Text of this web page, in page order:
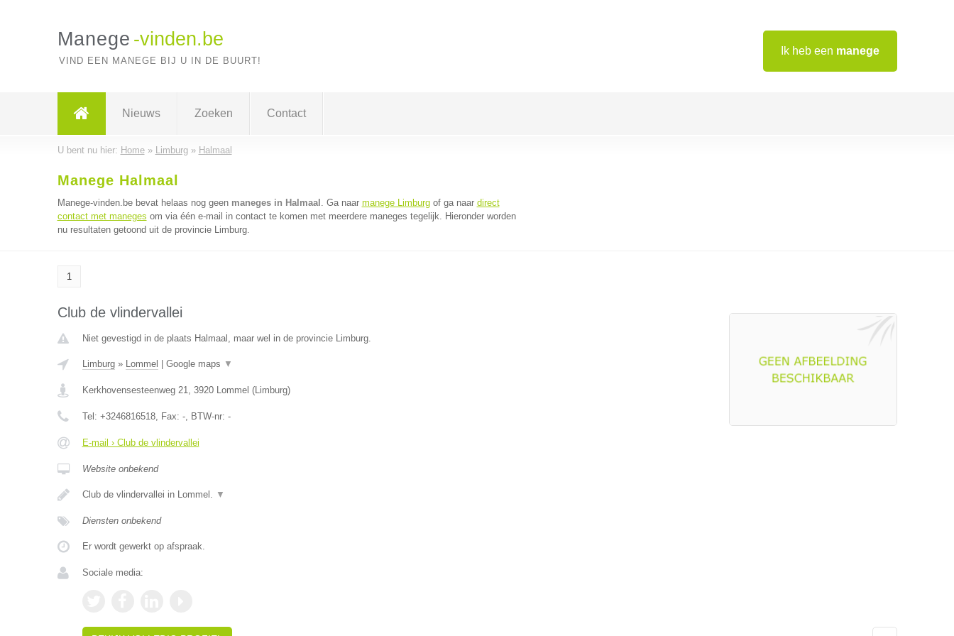
Ik heb een manege
Manege -vinden.be
VIND EEN MANEGE BIJ U IN DE BUURT!
Nieuws Zoeken Contact
U bent nu hier: Home» Limburg» Halmaal
Manege Halmaal
Manege-vinden.be bevat helaas nog geen maneges in Halmaal . Ga naar manege Limburgof ga naar direct
contact met maneges om via één e-mail in contact te komen met meerdere maneges tegelijk. Hieronder worden
nu resultaten getoond uit de provincie Limburg.
1
Club de vlindervallei
Niet gevestigd in de plaats Halmaal, maar wel in de provincie Limburg.
Limburg» Lommel Google maps ▼
Kerkhovensesteenweg 21, 3920 Lommel (Limburg)
Tel: +3246816518, Fax: -, BTW-nr: -
E-mail › Club de vlindervallei
Website onbekend
Club de vlindervallei in Lommel. ▼
Diensten onbekend
Er wordt gewerkt op afspraak.
Sociale media: